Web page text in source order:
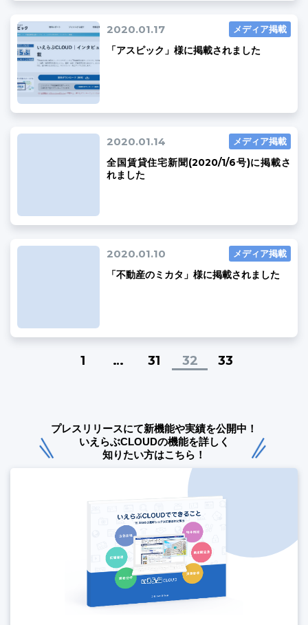
2020.01.17 メディア掲載
「アスピック」様に掲載されました
2020.01.14 メディア掲載
全国賃貸住宅新聞(2020/1/6号)に掲載さ
れました
2020.01.10 メディア掲載
「不動産のミカタ」様に掲載されました
1 … 31 32 33
プレスリリースにて新機能や実績を公開中！
いえらぶCLOUDの機能を詳しく
知りたい方はこちら！